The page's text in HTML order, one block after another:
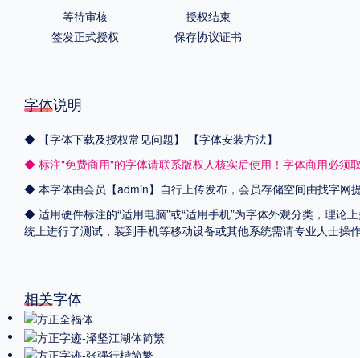
等待审核
签发正式授权
授权结束
保存协议证书
字体说明
◆ 【字体下载及授权常见问题】
【字体安装方法】
◆ 标注"免费商用"的字体请联系版权人核实后使用！字体商用必须
◆ 本字体由会员【admin】自行上传发布，会员存储空间由找字网
◆ 适用硬件标注的“适用电脑”或“适用手机”为字体外观分类，理论
统上进行了测试，装到手机等移动设备或其他系统需请专业人士
相关字体